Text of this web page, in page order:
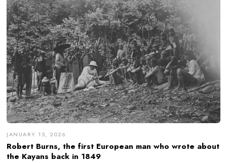
JANUARY 15, 2026
Robert Burns, the first European man who wrote about
the Kayans back in 1849